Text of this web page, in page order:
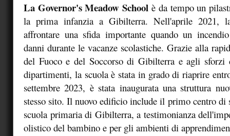
La Governor's Meadow Schoolè da tempo un
la prima infanzia a Gibilterra. Nell'aprile 2021,
affrontare una sfida importante quando un
danni durante le vacanze scolastiche. Grazie alla
del Fuoco e del Soccorso di Gibilterra e agli sforzi
dipartimenti, la scuola è stata in grado di riaprire
settembre 2023, è stata inaugurata una struttura
stesso sito. Il nuovo edificio include il primo centro di
scuola primaria di Gibilterra, a testimonianza
olistico del bambino e per gli ambienti di